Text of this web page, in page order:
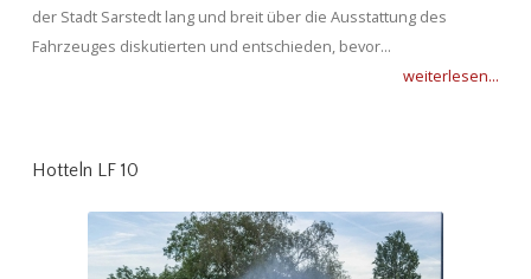
der Stadt Sarstedt lang und breit über die Ausstattung des
Fahrzeuges diskutierten und entschieden, bevor...
weiterlesen...
Hotteln LF 10